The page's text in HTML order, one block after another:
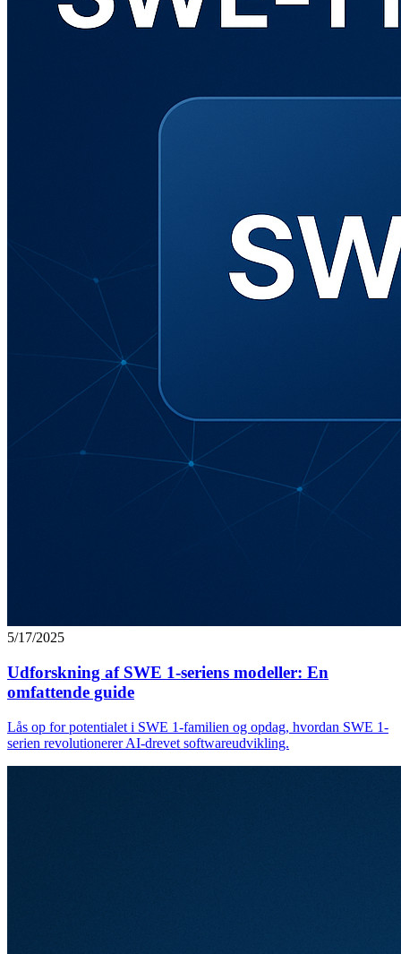
5/17/2025
Udforskning af SWE 1-seriens modeller: En
omfattende guide
Lås op for potentialet i SWE 1-familien og opdag, hvordan SWE 1-
serien revolutionerer AI-drevet softwareudvikling.